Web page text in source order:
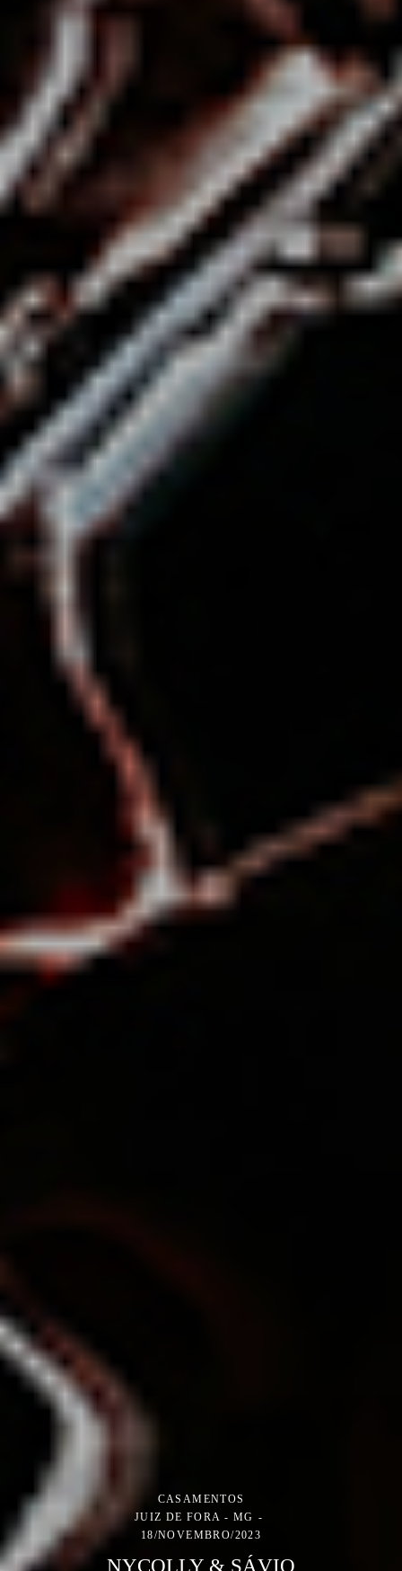
CASAMENTOS
JUIZ DE FORA - MG
18/NOVEMBRO/2023
NYCOLLY & SÁVIO